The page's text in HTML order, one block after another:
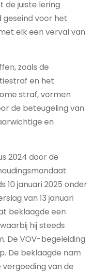
de juiste lering
voor het
elk een verval van
zoals de
en het
straf, vormen
de beteugeling van
en
2024 door de
10 januari 2025 onder
van 13 januari
beklaagde een
hij steeds
De VOV-begeleiding
De beklaagde nam
van de